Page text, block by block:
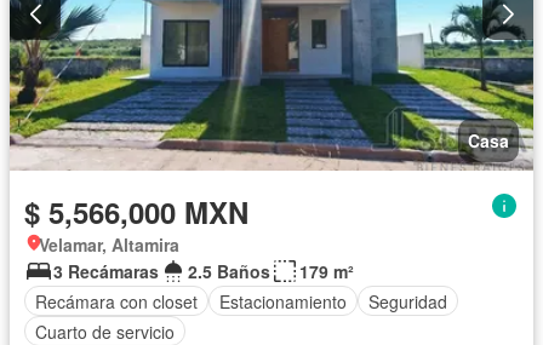
Casa
$ 5,566,000 MXN
Velamar, Altamira
3 Recámaras
2.5 Baños
179 m²
Recámara con closet
Estacionamiento
Seguridad
Cuarto de servicio